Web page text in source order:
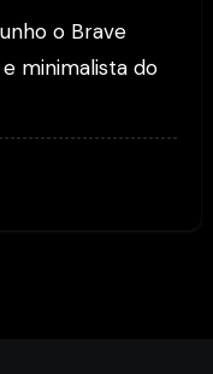
o Brave
minimalista do